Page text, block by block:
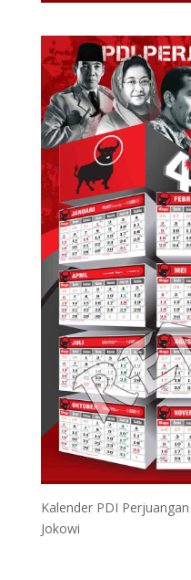
Kalender PDI
Jokowi